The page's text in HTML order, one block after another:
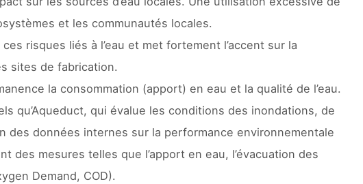
et les communautés locales.
risques liés à l’eau et met fortement l’accent sur la
sites de fabrication.
la consommation (apport) en eau et la qualité de l’eau.
qu’Aqueduct, qui évalue les conditions des inondations, de
des données internes sur la performance environnementale
des mesures telles que l’apport en eau, l’évacuation des
Demand, COD).